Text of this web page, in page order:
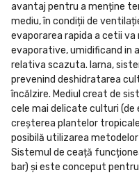
avantaj pentru a menține
mediu, în condiții de
evaporarea rapida a cetii
evaporative, umidificand in
relativa scazuta. Iarna,
prevenind deshidratarea
încălzire. Mediul creat de
cele mai delicate culturi
creșterea plantelor
posibilă utilizarea
Sistemul de ceață
bar) și este conceput